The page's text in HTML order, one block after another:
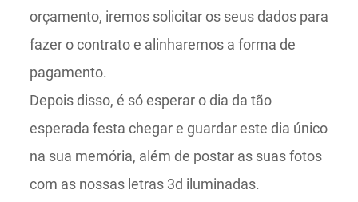
orçamento, iremos solicitar os seus dados para
fazer o contrato e alinharemos a forma de
pagamento.
Depois disso, é só esperar o dia da tão
esperada festa chegar e guardar este dia único
na sua memória, além de postar as suas fotos
com as nossas letras 3d iluminadas.